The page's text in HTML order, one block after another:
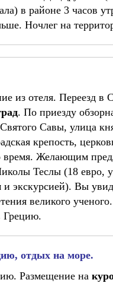
в районе 3 часов
Ночлег на
из отеля. Переезд в
. По приезду
Савы, улица
крепость,
Желающим
Теслы (18 евро,
экскурсией). Вы
великого
Грецию.
отдых на море.
Размещение на